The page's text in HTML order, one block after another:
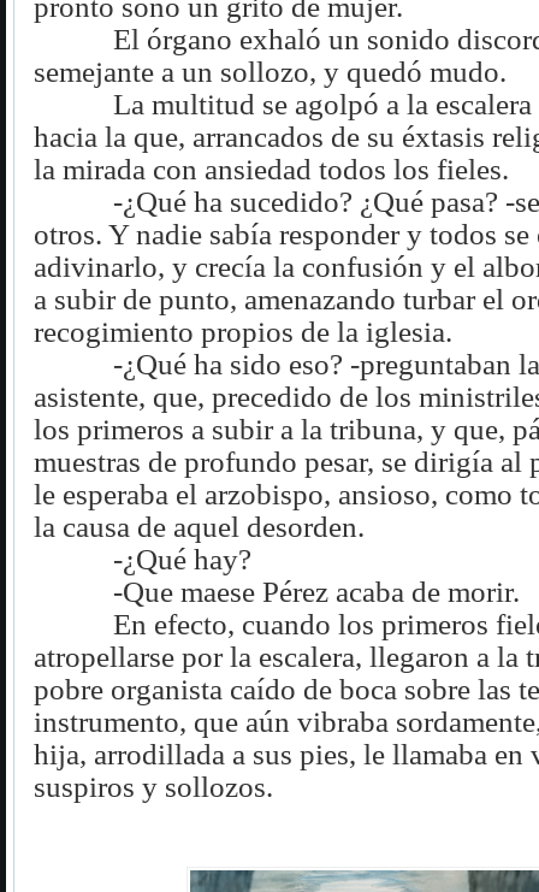
El órgano exhaló un sonido
semejante a un sollozo, y quedó mudo.
La multitud se agolpó a la
hacia la que, arrancados de su éxtasis
la mirada con ansiedad todos los fieles.
-¿Qué ha sucedido? ¿Qué pasa? -
otros. Y nadie sabía responder y todos se
adivinarlo, y crecía la confusión y el
a subir de punto, amenazando turbar el
recogimiento propios de la iglesia.
-¿Qué ha sido eso? -preguntaban
asistente, que, precedido de los
los primeros a subir a la tribuna, y que,
muestras de profundo pesar, se dirigía al
le esperaba el arzobispo, ansioso, como
la causa de aquel desorden.
-¿Qué hay?
-Que maese Pérez acaba de morir.
En efecto, cuando los primeros
atropellarse por la escalera, llegaron a la
pobre organista caído de boca sobre las
instrumento, que aún vibraba
hija, arrodillada a sus pies, le llamaba en
suspiros y sollozos.